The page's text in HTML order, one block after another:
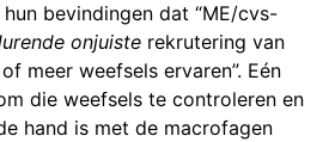
bevindingen dat “ME/cvs-
onjuiste rekrutering van
meer weefsels ervaren”. Eén
die weefsels te controleren en
hand is met de macrofagen